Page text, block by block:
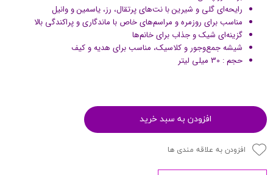
رایحه‌ای گلی و شیرین با نت‌های پرتقال، رز، یاسمین و وانیل
مناسب برای روزمره و مراسم‌های خاص با ماندگاری و پراکندگی بالا
گزینه‌ای شیک و جذاب برای خانم‌ها
شیشه جمع‌وجور و کلاسیک، مناسب برای هدیه و کیف
حجم : 30 میلی لیتر
افزودن به سبد خرید
افزودن به علاقه مندی ها